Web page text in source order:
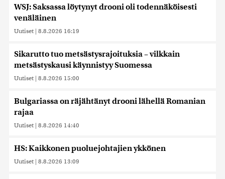
WSJ: Saksassa löytynyt drooni oli todennäköisesti
venäläinen
Uutiset | 8.8.2026 16:19
Sikarutto tuo metsästysrajoituksia – vilkkain
metsästyskausi käynnistyy Suomessa
Uutiset | 8.8.2026 15:00
Bulgariassa on räjähtänyt drooni lähellä Romanian
rajaa
Uutiset | 8.8.2026 14:40
HS: Kaikkonen puoluejohtajien ykkönen
Uutiset | 8.8.2026 13:09